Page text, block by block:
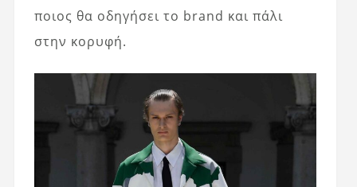
ποιος θα οδηγήσει το brand και πάλι
στην κορυφή.